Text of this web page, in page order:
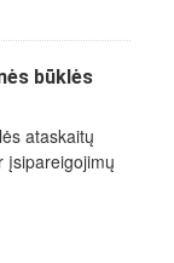
būklės
ataskaitų
įsipareigojimų